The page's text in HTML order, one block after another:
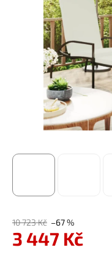
10 723 Kč –67 %
3 447 Kč